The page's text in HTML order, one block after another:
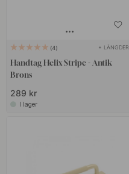
4 + LÄNGDER
Handtag Helix Stripe - Antik
Brons
289 kr
I lager